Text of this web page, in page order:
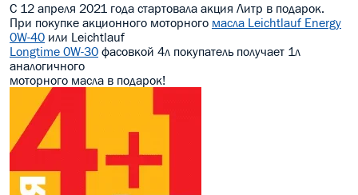
ГИДРАВЛИЧЕСКИЕ МАСЛА
МАСЛО В КОРОБКУ
КОНСИСТЕНТНАЯ СМАЗКА
БОЧКИ МАСЛА
ИНДУСТРИАЛЬНЫЕ МАСЛА
АНТИФРИЗЫ СПЕЦЖИДКОСТИ
C 12 апреля 2021 года стартовала акция Литр в подарок.
При покупке акционного моторного масла Leichtlauf Energy
0W-40 или Leichtlauf
Longtime 0W-30 фасовкой 4л покупатель получает 1л
аналогичного
моторного масла в подарок!